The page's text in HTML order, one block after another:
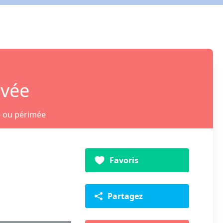
ou périmée
Favoris
Partagez